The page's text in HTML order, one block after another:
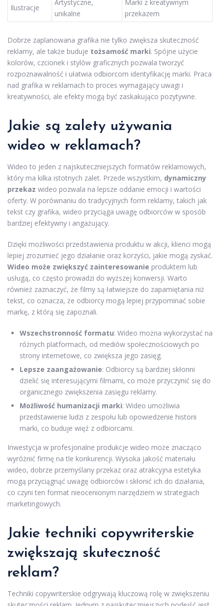
Ilustracje
Artystyczne,
unikalne
Marki z kreatywnym
przekazem
Dobrze zaplanowana grafika nie tylko zwiększa skuteczność
reklamy, ale także buduje tożsamość marki. Spójne użycie
kolorów, czcionek i stylów graficznych pozwala tworzyć
rozpoznawalność i ułatwia odbiorcom identyfikację marki. Praca
nad grafika w reklamach to proces wymagający uwagi i
kreatywności, ale efekty mogą być zaskakująco pozytywne.
Jakie są zalety używania
wideo w reklamach?
Wideo to jeden z najskuteczniejszych formatów reklamowych,
który ma kilka istotnych zalet. Przede wszystkim, dynamiczny
przekaz wideo pozwala na lepsze oddanie emocji i wartości
oferty. W porównaniu do tradycyjnych form reklamy, takich jak
tekst czy grafika, wideo przyciąga uwagę odbiorców w sposób
bardziej efektywny i angażujący.
Dzięki możliwości przedstawienia produktu w akcji, klienci mogą
lepiej zrozumieć jego działanie oraz korzyści, jakie mogą zyskać.
Wideo może zwiększyć zainteresowanie produktem lub
usługą, co często prowadzi do wyższej konwersji. Warto
również zaznaczyć, że filmy są łatwiejsze do zapamiętania niż
tekst, co oznacza, że odbiorcy mogą lepiej przypominać sobie
markę, z którą się zapoznali.
Wszechstronność formatu: Wideo można wykorzystać na
różnych platformach, od mediów społecznościowych po
strony internetowe, co zwiększa jego zasięg.
Lepsze zaangażowanie: Odbiorcy są bardziej skłonni
dzielić się interesującymi filmami, co może przyczynić się do
organicznego zwiększenia zasięgu reklamy.
Możliwość humanizacji marki: Wideo umożliwia
przedstawienie ludzi z zespołu lub opowiedzenie historii
marki, co buduje więź z odbiorcami.
Inwestycja w profesjonalne produkcje wideo może znacząco
wyróżnić firmę na tle konkurencji. Wysoka jakość materiału
wideo, dobrze przemyślany przekaz oraz atrakcyjna estetyka
mogą przyciągnąć uwagę odbiorców i skłonić ich do działania,
co czyni ten format nieocenionym narzędziem w strategiach
marketingowych.
Jakie techniki copywriterskie
zwiększają skuteczność
reklam?
Techniki copywriterskie odgrywają kluczową rolę w zwiększeniu